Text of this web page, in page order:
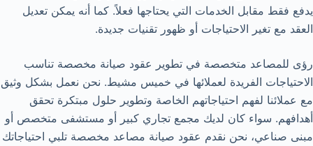
يدفع فقط مقابل الخدمات التي يحتاجها فعلاً. كما أنه يمكن تعديل
العقد مع تغير الاحتياجات أو ظهور تقنيات جديدة.
رؤى للمصاعد متخصصة في تطوير عقود صيانة مخصصة تناسب
الاحتياجات الفريدة لعملائها في خميس مشيط. نحن نعمل بشكل وثيق
مع عملائنا لفهم احتياجاتهم الخاصة وتطوير حلول مبتكرة تحقق
أهدافهم. سواء كان لديك مجمع تجاري كبير أو مستشفى متخصص أو
مبنى صناعي، نحن نقدم عقود صيانة مصاعد مخصصة تلبي احتياجاتك